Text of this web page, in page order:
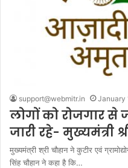
support@webmitr.in January
लोगों को रोजगार से
जारी रहे- मुख्यमंत्री
मुख्यमंत्री श्री चौहान ने कुटीर एवं
सिंह चौहान ने कहा है कि…